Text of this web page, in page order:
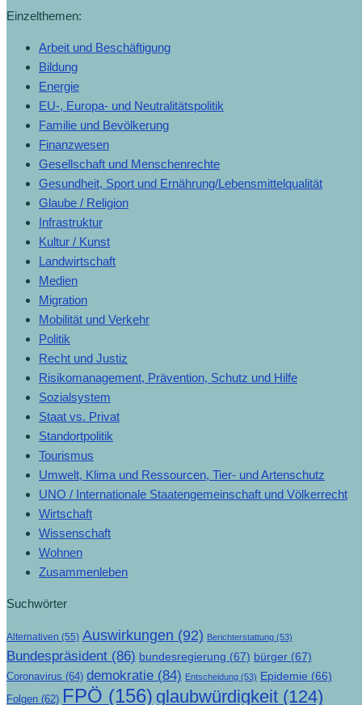
Einzelthemen:
Arbeit und Beschäftigung
Bildung
Energie
EU-, Europa- und Neutralitätspolitik
Familie und Bevölkerung
Finanzwesen
Gesellschaft und Menschenrechte
Gesundheit, Sport und Ernährung/Lebensmittelqualität
Glaube / Religion
Infrastruktur
Kultur / Kunst
Landwirtschaft
Medien
Migration
Mobilität und Verkehr
Politik
Recht und Justiz
Risikomanagement, Prävention, Schutz und Hilfe
Sozialsystem
Staat vs. Privat
Standortpolitik
Tourismus
Umwelt, Klima und Ressourcen, Tier- und Artenschutz
UNO / Internationale Staatengemeinschaft und Völkerrecht
Wirtschaft
Wissenschaft
Wohnen
Zusammenleben
Suchwörter
Alternativen (55) Auswirkungen (92) Berichterstattung (53)
Bundespräsident (86) bundesregierung (67) bürger (67)
Coronavirus (64) demokratie (84) Entscheidung (53) Epidemie (66)
Folgen (62) FPÖ (156) glaubwürdigkeit (124)